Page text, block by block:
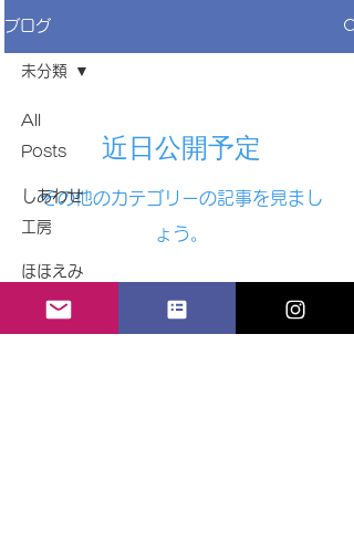
ブログ
All
Posts
しあわせ
工房
ほほえみ
てのひ
未分類
近日公開予定
その他のカテゴリーの記事を見まし
ょう。
© Copyright 2024